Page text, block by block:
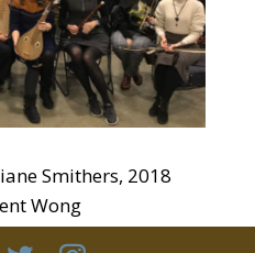
Smithers, 2018
Wong